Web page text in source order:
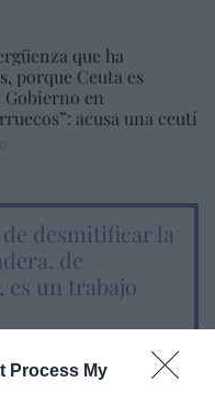
Process My
que ha
porque Ceuta es
Gobierno en
acusa una ceutí
desmitificar la
de
un trabajo